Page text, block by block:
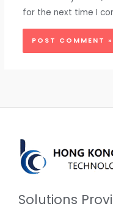
for the next time I
Solutions